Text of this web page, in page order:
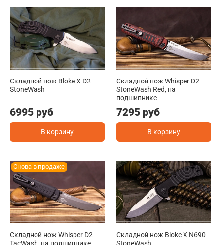
Складной нож Bloke X D2
StoneWash
6995 руб
В корзину
Складной нож Whisper D2
StoneWash Red, на
подшипнике
7295 руб
В корзину
Снова в продаже
Складной нож Whisper D2
TacWash, на подшипнике
Складной нож Bloke X N690
StoneWash